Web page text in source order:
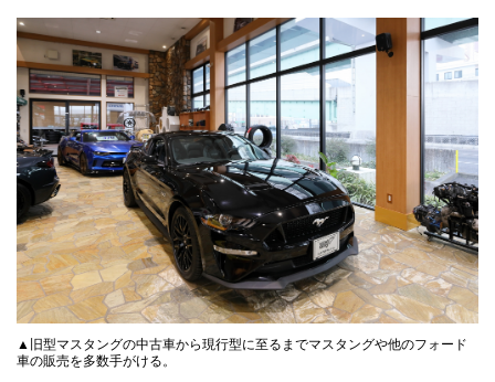
▲旧型マスタングの中古車から現行型に至るまでマスタングや他のフォード
車の販売を多数手がける。